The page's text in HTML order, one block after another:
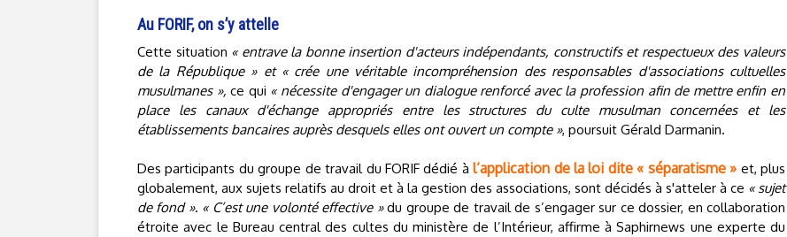
Au FORIF, on s’y attelle
Cette situation « entrave la bonne insertion d'acteurs indépendants, constructifs et respectueux des valeurs
de la République » et « crée une véritable incompréhension des responsables d'associations cultuelles
musulmanes », ce qui « nécessite d'engager un dialogue renforcé avec la profession afin de mettre enfin en
place les canaux d'échange appropriés entre les structures du culte musulman concernées et les
établissements bancaires auprès desquels elles ont ouvert un compte », poursuit Gérald Darmanin.
Des participants du groupe de travail du FORIF dédié àl’application de la loi dite « séparatisme » et, plus
globalement, aux sujets relatifs au droit et à la gestion des associations, sont décidés à s'atteler à ce « sujet
de fond ». « C’est une volonté effective »du groupe de travail de s’engager sur ce dossier, en collaboration
étroite avec le Bureau central des cultes du ministère de l’Intérieur, affirme à Saphirnews une experte du